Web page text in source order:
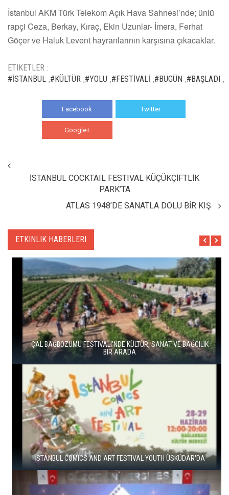
İstanbul AKM Türk Telekom Açık Hava Sahnesi’nde; ünlü
rapçi Ceza, Berkay, Kıraç, Ekin Uzunlar- İmera, Ferhat
Göçer ve Haluk Levent hayranlarının karşısına çıkacaklar.
ETIKETLER :
#İSTANBUL #KÜLTÜR #YOLU #FESTİVALİ #BUGÜN #BAŞLADI
Facebook Twitter
Google+
İSTANBUL COCKTAIL FESTIVAL KÜÇÜKÇİFTLİK
PARK’TA
ATLAS 1948’DE SANATLA DOLU BİR KIŞ
ETKINLIK HABERLERI
ÇAL BAĞBOZUMU FESTIVALI’NDE KÜLTÜR, SANAT VE BAĞCILIK
BIR ARADA
İSTANBUL COMICS AND ART FESTIVAL YOUTH ÜSKÜDAR'DA